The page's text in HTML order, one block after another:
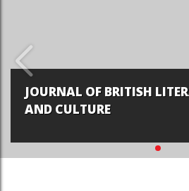
JOURNAL OF BRITISH
AND CULTURE